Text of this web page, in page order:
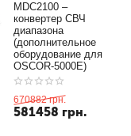
MDC2100 –
конвертер СВЧ
диапазона
(дополнительное
оборудование для
OSCOR-5000E)
670882 грн.
581458 грн.